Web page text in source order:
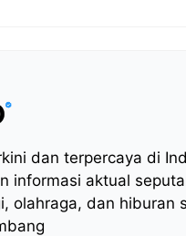
dan terpercaya di
informasi aktual
olahraga, dan hiburan